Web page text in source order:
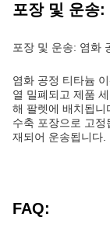
포장 및 운송:
포장 및 운송: 염화
염화 공정 티타늄
열 밀폐되고 제품
해 팔렛에 배치됩니
수축 포장으로 고
재되어 운송됩니다.
FAQ: